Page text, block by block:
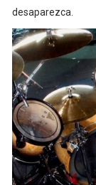
desaparezca.